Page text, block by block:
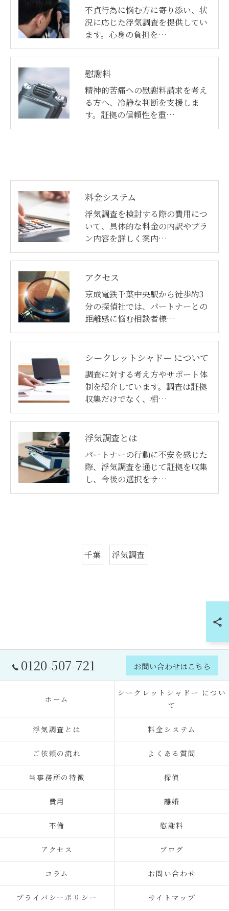
不貞行為に悩む方に寄り添い、状
況に応じた浮気調査を提供してい
ます。心身の負担を…
慰謝料
精神的苦痛への慰謝料請求を考え
る方へ、冷静な判断を支援しま
す。証拠の信頼性を重…
料金システム
浮気調査を検討する際の費用につ
いて、具体的な料金の内訳やプラ
ン内容を詳しく案内…
アクセス
京成電鉄千葉中央駅から徒歩約3
分の探偵社では、パートナーとの
距離感に悩む相談者様…
シークレットシャドー について
調査に対する考え方やサポート体
制を紹介しています。調査は証拠
収集だけでなく、相…
浮気調査とは
パートナーの行動に不安を感じた
際、浮気調査を通じて証拠を収集
し、今後の選択をサ…
千葉 浮気調査
0120-507-721 お問い合わせはこちら
ホーム
シークレットシャドー につい
て
浮気調査とは 料金システム
ご依頼の流れ よくある質問
当事務所の特徴 探偵
費用 離婚
不倫 慰謝料
アクセス ブログ
コラム お問い合わせ
プライバシーポリシー サイトマップ